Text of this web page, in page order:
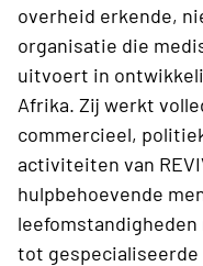
overheid erkende,
organisatie die
uitvoert in
Afrika. Zij werkt
commercieel,
activiteiten van
hulpbehoevende
leefomstandigheden
tot gespecialiseerde